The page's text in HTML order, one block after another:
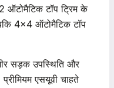
टॉप ट्रिम के
4×4 ऑटोमैटिक टॉप
सड़क उपस्थिति और
एसयूवी चाहते